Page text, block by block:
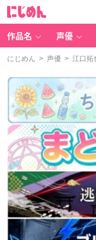
作品名 声優
にじめん > 声優 > 江口拓